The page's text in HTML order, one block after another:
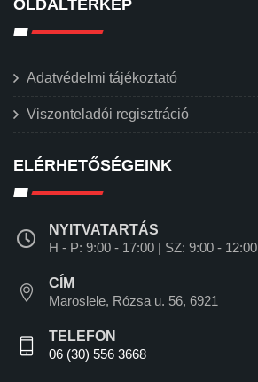
OLDALTÉRKÉP
Adatvédelmi tájékoztató
Viszonteladói regisztráció
ELÉRHETŐSÉGEINK
NYITVATARTÁS
H - P: 9:00 - 17:00 | SZ: 9:00 - 12:00
CÍM
Maroslele, Rózsa u. 56, 6921
TELEFON
06 (30) 556 3668